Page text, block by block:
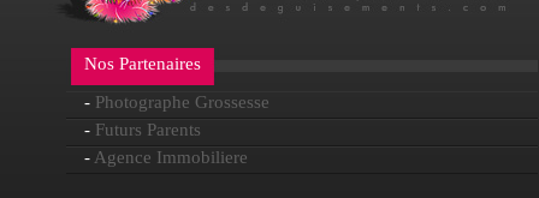
Nos Partenaires
- Photographe Grossesse
- Futurs Parents
- Agence Immobiliere